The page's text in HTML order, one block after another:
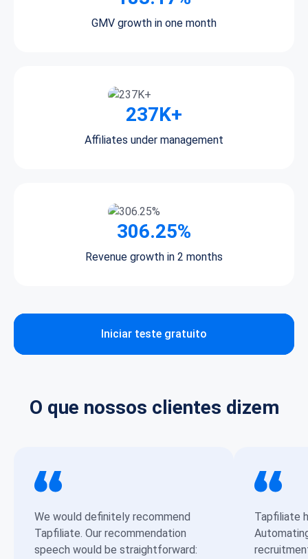
GMV growth in one month
237K+
Affiliates under management
306.25%
Revenue growth in 2 months
Iniciar teste gratuito
O que nossos clientes dizem
We would definitely recommend
Tapfiliate. Our recommendation
speech would be straightforward:
Tapfiliate